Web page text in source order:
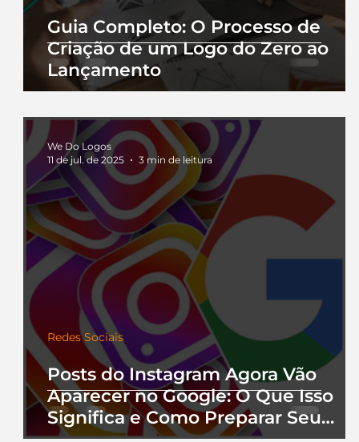
Guia Completo: O Processo de
Criação de um Logo do Zero ao
Lançamento
Posts do Instagram Agora Vão
Aparecer no Google: O Que Isso
Significa e Como Preparar Seu
Redes Sociais
We Do Logos
11 de jul. de 2025
3 min de leitura